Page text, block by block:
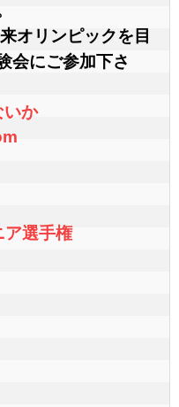
会にご参加下さ
いか
ア選手権